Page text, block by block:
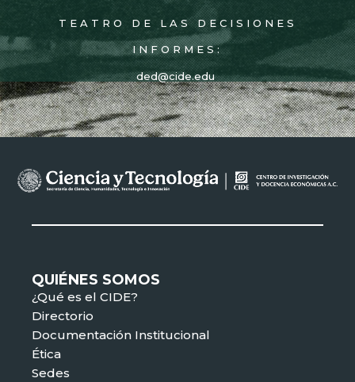
TEATRO DE LAS DECISIONES
INFORMES:
ded@cide.edu
QUIÉNES SOMOS
¿Qué es el CIDE?
Directorio
Documentación Institucional
Ética
Sedes